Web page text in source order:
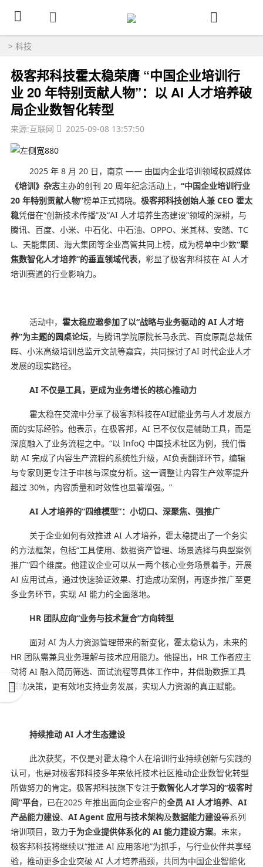
> 科技
极客邦科技霍太稳荣膺 “中国企业培训行
业 20 年特别贡献人物”：以 AI 人才培养破
局企业数智化转型
来源:互联网 2025-09-08 13:57:50
2025 年 8 月 20 日，南京 —— 由国内企业培训领域权威媒体
《培训》杂志主办的创刊 20 周年纪念活动上， “中国企业培训行业
20 年特别贡献人物”榜单正式揭晓。 极客邦科技创始人兼 CEO 霍太
稳凭借在“创新技术传播”及“AI 人才培养生态建设”领域的深耕，与
腾讯、百度、小米、中石化、中石油、OPPO、米其林、安踏、TC
L、天能集团、海大集团等企业高管共同上榜，成为榜单中少数“聚
焦数智化人才培养”的垂直领域代表，彰显了极客邦科技在 AI 人才
培训赛道的行业影响力。
活动中， 霍太稳应邀参加了以“战略与业务驱动的 AI 人才培
养”为主题的圆桌论坛，与腾讯学院原院长马永武、百度原副总裁伍
晖、小米高级培训总监亓文凯等嘉宾，共同探讨了AI 时代企业人才
发展的现实路径。
AI 不仅是工具，更成为业务增长的核心推动力
霍太稳在交流中分享了极客邦科技在AI赋能业务与人才发展方
面的实际经验。他表示，在极客邦，AI 已不仅仅是辅助工具，而是
深度融入了业务流程之中。“以 InfoQ 中国技术社区为例，我们借
助 AI 完成了内容生产流程的系统性升级，AI负责翻译环节，编辑
与专家则更专注于审核与深度分析。这一调整让内容生产效率提升
超过 30%，内容质量和时效性也显著增强。”
AI 人才培养的“四维模型”：小切口、深聚焦、强推广
关于企业如何有效推进 AI 人才培养，霍太稳提出了一个务实
的方法框架，包括“工具使用、数据资产管理、场景选择与典型案例
推广”四个维度。他建议企业可以从一两个核心业务场景着手，开展
AI 应用试点，通过快速验证效果、打造成功案例，再逐步推广至更
多业务环节，实现 AI 能力的全面落地。
HR 团队应向“业务与技术复合”方向转型
面对 AI 为人力资源管理带来的新变化，霍太稳认为，未来的
HR 团队需兼具业务理解与技术应用能力。他提出，HR 工作者应主
动将 AI 融入简历筛选、面试流程等具体工作中，并借助数据工具
辅助决策，更有效地支持业务发展，实现人力资源的真正赋能。
持续推动 AI 人才生态建设
此次获奖，不仅是对霍太稳个人在培训行业持续创新与实践的
认可，也是对极客邦科技多年来依托技术社区推动企业数智化转型
所做努力的肯定。极客邦科技旗下专注于数智化人才学习的“极客时
间”平台，已在2025 年推出面向企业客户的全员 AI 人才培养、 AI
产品能力建设、 AI Agent 应用与技术架构及数据能力建设等系列
培训项目，致力于为企业提供体系化的 AI 能力建设方案。未来，
极客邦科技将继续以“推进 AI 应用落地”为抓手，与行业伙伴共享经
验，推动更多企业突破 AI 人才培养瓶颈，共同为中国企业智能化